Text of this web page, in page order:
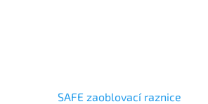
SAFE zaoblovací raznice